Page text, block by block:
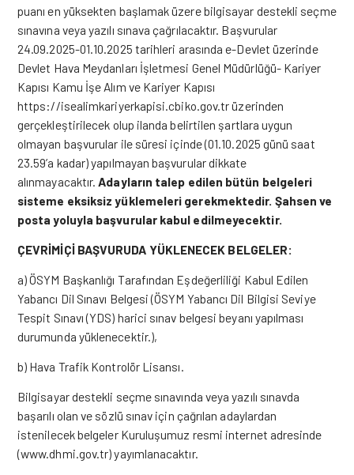
puanı en yüksekten başlamak üzere bilgisayar destekli seçme
sınavına veya yazılı sınava çağrılacaktır. Başvurular
24.09.2025-01.10.2025 tarihleri arasında e-Devlet üzerinde
Devlet Hava Meydanları İşletmesi Genel Müdürlüğü- Kariyer
Kapısı Kamu İşe Alım ve Kariyer Kapısı
https://isealimkariyerkapisi.cbiko.gov.tr üzerinden
gerçekleştirilecek olup ilanda belirtilen şartlara uygun
olmayan başvurular ile süresi içinde (01.10.2025 günü saat
23.59’a kadar) yapılmayan başvurular dikkate
alınmayacaktır.Adayların talep edilen bütün belgeleri
sisteme eksiksiz yüklemeleri gerekmektedir. Şahsen ve
posta yoluyla başvurular kabul edilmeyecektir.
ÇEVRİMİÇİ BAŞVURUDA YÜKLENECEK BELGELER:
a) ÖSYM Başkanlığı Tarafından Eşdeğerliliği Kabul Edilen
Yabancı Dil Sınavı Belgesi (ÖSYM Yabancı Dil Bilgisi Seviye
Tespit Sınavı (YDS) harici sınav belgesi beyanı yapılması
durumunda yüklenecektir.),
b) Hava Trafik Kontrolör Lisansı.
Bilgisayar destekli seçme sınavında veya yazılı sınavda
başarılı olan ve sözlü sınav için çağrılan adaylardan
istenilecek belgeler Kuruluşumuz resmi internet adresinde
(www.dhmi.gov.tr) yayımlanacaktır.